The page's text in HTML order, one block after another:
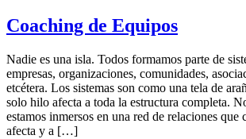
Coaching de Equipos
Nadie es una isla. Todos formamos parte de
empresas, organizaciones, comunidades,
etcétera. Los sistemas son como una tela de
solo hilo afecta a toda la estructura completa.
estamos inmersos en una red de relaciones que
afecta y a […]